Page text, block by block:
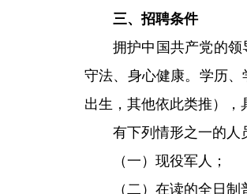
三、招聘条件
拥护中国共产党的
守法、身心健康。学历
出生，其他依此类推），
有下列情形之一的人
（一）现役军人；
（二）在读的全日